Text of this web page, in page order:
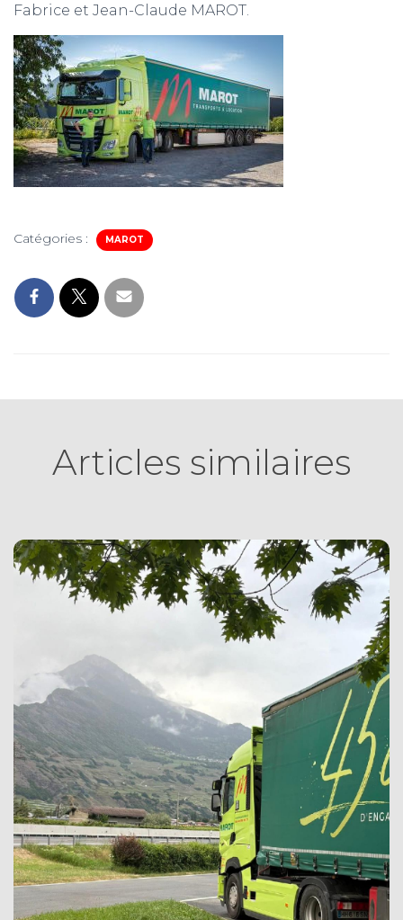
Fabrice et Jean-Claude MAROT.
Catégories : MAROT
Articles similaires